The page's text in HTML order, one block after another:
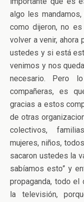
algo les
como dijeron, no
volver a venir, ahora
ustedes y si está
venimos y nos
necesario. Pero
compañeras, es
gracias a estos
de otras
colectivos,
mujeres, niños,
sacaron ustedes la
sabíamos esto” y
propaganda, todo el
la televisión,